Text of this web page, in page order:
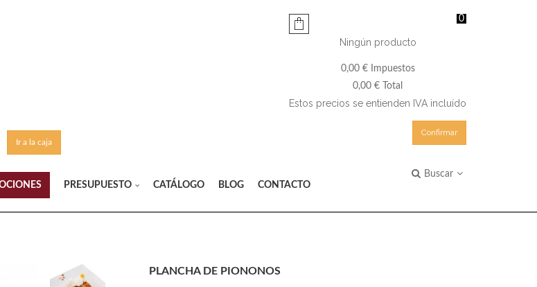
0
Ningún producto
0,00 €
Impuestos
0,00 €
Total
Estos precios se entienden IVA incluído
Confirmar
Ir a la caja
PRESUPUESTO CATÁLOGO BLOG CONTACTO
Buscar
PLANCHA DE PIONONOS